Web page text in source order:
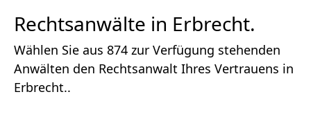
Rechtsanwälte in Erbrecht.
Wählen Sie aus 874 zur Verfügung stehenden
Anwälten den Rechtsanwalt Ihres Vertrauens in
Erbrecht..